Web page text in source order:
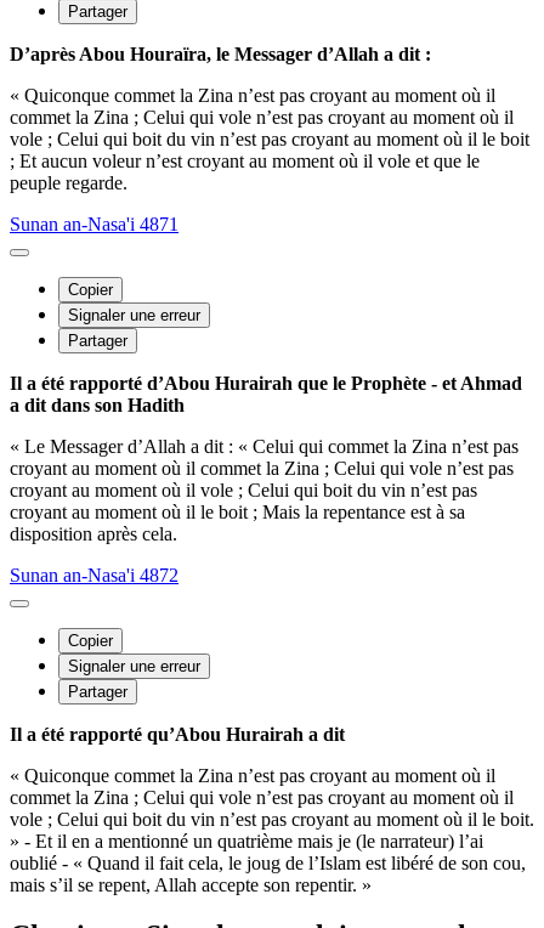
Partager
D’après Abou Houraïra, le Messager d’Allah a dit :
« Quiconque commet la Zina n’est pas croyant au moment où il
commet la Zina ; Celui qui vole n’est pas croyant au moment où il
vole ; Celui qui boit du vin n’est pas croyant au moment où il le boit
; Et aucun voleur n’est croyant au moment où il vole et que le
peuple regarde.
Sunan an-Nasa'i 4871
Copier
Signaler une erreur
Partager
Il a été rapporté d’Abou Hurairah que le Prophète - et Ahmad
a dit dans son Hadith
« Le Messager d’Allah a dit : « Celui qui commet la Zina n’est pas
croyant au moment où il commet la Zina ; Celui qui vole n’est pas
croyant au moment où il vole ; Celui qui boit du vin n’est pas
croyant au moment où il le boit ; Mais la repentance est à sa
disposition après cela.
Sunan an-Nasa'i 4872
Copier
Signaler une erreur
Partager
Il a été rapporté qu’Abou Hurairah a dit
« Quiconque commet la Zina n’est pas croyant au moment où il
commet la Zina ; Celui qui vole n’est pas croyant au moment où il
vole ; Celui qui boit du vin n’est pas croyant au moment où il le boit.
» - Et il en a mentionné un quatrième mais je (le narrateur) l’ai
oublié - « Quand il fait cela, le joug de l’Islam est libéré de son cou,
mais s’il se repent, Allah accepte son repentir. »